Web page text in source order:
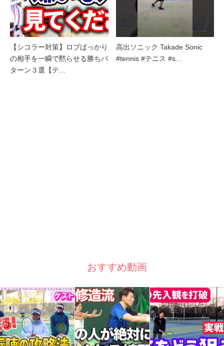
【シコラー対策】ロブばっかり
の相手を一瞬で黙らせる勝ちパ
ターン３選【テ…
高出ソニック Takade Sonic
#tennis #テニス #s…
おすすめ動画